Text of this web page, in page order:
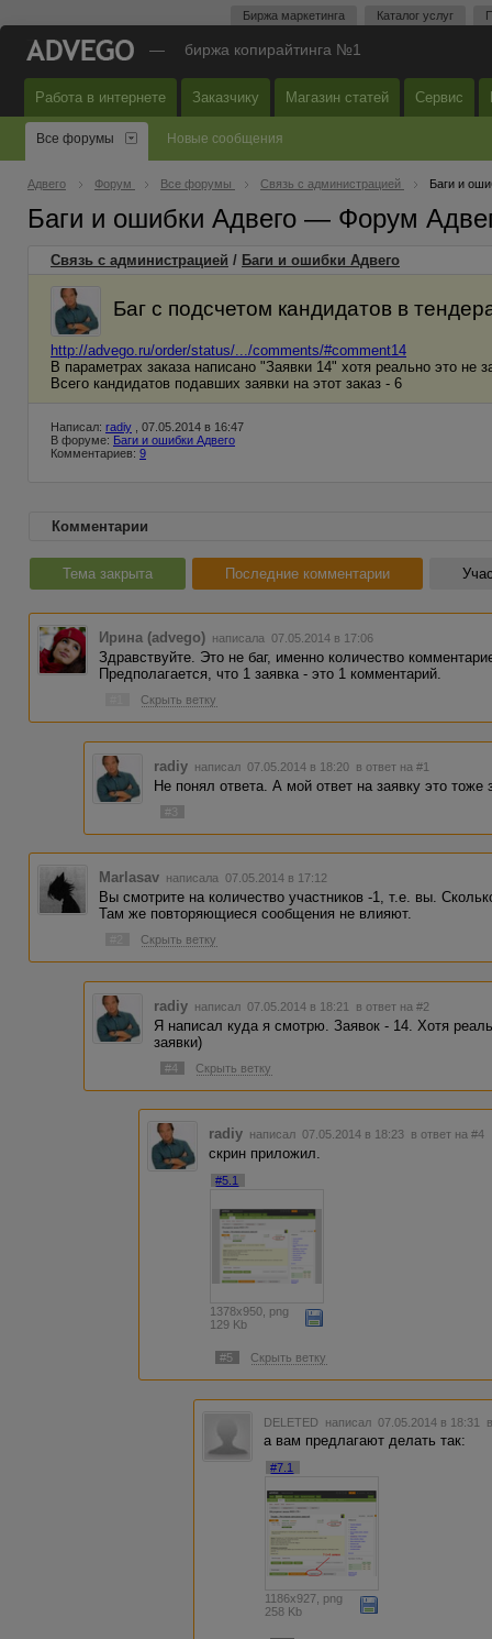
Биржа маркетинга Каталог услуг
— биржа копирайтинга №1
Работа в интернете Заказчику Магазин статей Сервис
Все форумы Новые сообщения
Адвего Форум Все форумы Связь с администрацией Баги и
Баги и ошибки Адвего — Форум
Связь с администрацией / Баги и ошибки Адвего
Баг с подсчетом кандидатов в
http://advego.ru/order/status/.../comments/#comment14
В параметрах заказа написано "Заявки 14" хотя реально это не
Всего кандидатов подавших заявки на этот заказ - 6
Написал: radiy , 07.05.2014 в 16:47
В форуме: Баги и ошибки Адвего
Комментариев: 9
Комментарии
Тема закрыта Последние комментарии
Ирина (advego) написала 07.05.2014 в 17:06
Здравствуйте. Это не баг, именно количество
Предполагается, что 1 заявка - это 1 комментарий.
Скрыть ветку
radiy написал 07.05.2014 в 18:20 в ответ на #1
Не понял ответа. А мой ответ на заявку это тоже
#3
Marlasav написала 07.05.2014 в 17:12
Вы смотрите на количество участников -1, т.е. вы.
Там же повторяющиеся сообщения не влияют.
Скрыть ветку
radiy написал 07.05.2014 в 18:21 в ответ на #2
Я написал куда я смотрю. Заявок - 14. Хотя
заявки)
#4 Скрыть ветку
radiy написал 07.05.2014 в 18:23 в ответ на #4
скрин приложил.
#5.1
1378x950, png
129 Kb
#5 Скрыть ветку
DELETED написал 07.05.2014 в 18:31
а вам предлагают делать так:
#7.1
1186x927, png
258 Kb